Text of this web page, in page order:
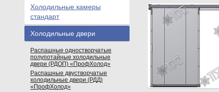
Холодильные камеры
стандарт
Холодильные двери
Распашные одностворчатые
полупотайные холодильные
двери (РДОП) «ПрофХолод»
Распашные двустворчатые
холодильные двери (РДД)
«ПрофХолод»